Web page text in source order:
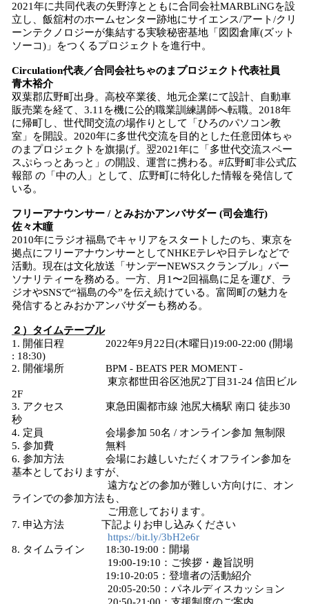
2021年に共同代表の矢野淳とともに合同会社MARBLiNGを設
立し、飯舘村のホームセンター跡地にサイエンス/アート/クリ
ーンテクノロジーが集結する実験秘密基地「図図倉庫(ズット
ソーコ)」をつくるプロジェクトを進行中。
Circulation代表／合同会社ちゃのまプロジェクト代表社員
青木裕介
双葉郡広野町出身。高校卒業後、地元企業にて設計、自動車
販売業を経て、3.11を機に公的職業訓練講師へ転職。2018年
に帰町し、世代間交流の場作りとして「ひろのパソコン教
室」を開設。2020年に多世代交流を目的とした任意団体ちゃ
のまプロジェクトを旗揚げ。翌2021年に「多世代交流スペー
スぷらっとあっと」の開設、運営に携わる。#広野町非公式広
報部 の「中の人」として、広野町に特化した情報を発信して
いる。
フリーアナウンサー / とみおかアンバサダー (司会進行)
佐々木瞳
2010年にラジオ福島でキャリアをスタートしたのち、東京を
拠点にフリーアナウンサーとしてNHKEテレや日テレなどで
活動。現在は文化放送「サンデーNEWSスクランブル」パー
ソナリティーを務める。一方、月1〜2回福島に足を運び、ラ
ジオやSNSで“福島の今”を伝え続けている。富岡町の魅力を
発信するとみおかアンバサダーも務める。
２）タイムテーブル
1. 開催日程 2022年9月22日(木曜日)19:00-22:00 (開場
: 18:30)
2. 開催場所 BPM - BEATS PER MOMENT -
東京都世田谷区池尻2丁目31-24 信田ビル
2F
3. アクセス 東急田園都市線 池尻大橋駅 南口 徒歩30
秒
4. 定員 会場参加 50名 / オンライン参加 無制限
5. 参加費 無料
6. 参加方法 会場にお越しいただくオフライン参加を
基本としておりますが、
遠方などの参加が難しい方向けに、オン
ラインでの参加方法も、
ご用意しております。
7. 申込方法 下記よりお申し込みください
https://bit.ly/3bH2e6r
8. タイムライン 18:30-19:00：開場
19:00-19:10：ご挨拶・趣旨説明
19:10-20:05：登壇者の活動紹介
20:05-20:50：パネルディスカッション